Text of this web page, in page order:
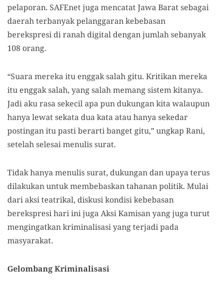
pelaporan. SAFEnet juga mencatat Jawa Barat sebagai
daerah terbanyak pelanggaran kebebasan
berekspresi di ranah digital dengan jumlah sebanyak
108 orang.
“Suara mereka itu enggak salah gitu. Kritikan mereka
itu enggak salah, yang salah memang sistem kitanya.
Jadi aku rasa sekecil apa pun dukungan kita walaupun
hanya lewat sekata dua kata atau hanya sekedar
postingan itu pasti berarti banget gitu,” ungkap Rani,
setelah selesai menulis surat.
Tidak hanya menulis surat, dukungan dan upaya terus
dilakukan untuk membebaskan tahanan politik. Mulai
dari aksi teatrikal, diskusi kondisi kebebasan
berekspresi hari ini juga Aksi Kamisan yang juga turut
mengingatkan kriminalisasi yang terjadi pada
masyarakat.
Gelombang Kriminalisasi